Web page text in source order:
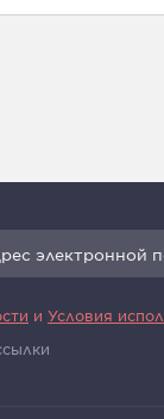
и Условия